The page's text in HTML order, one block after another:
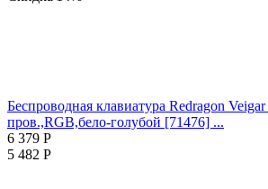
Беспроводная клавиатура Redragon
пров.,RGB,бело-голубой [71476] ...
6 379 Р
5 482 Р